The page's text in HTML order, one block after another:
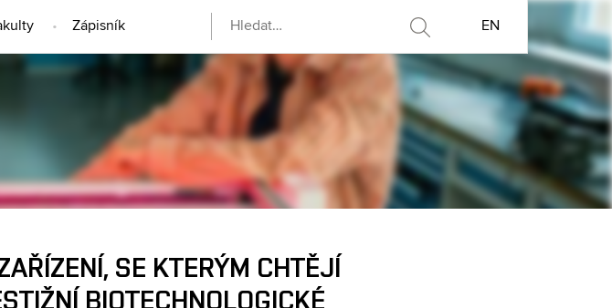
Zápisník EN
SE KTERÝM CHTĚJÍ
BIOTECHNOLOGICKÉ